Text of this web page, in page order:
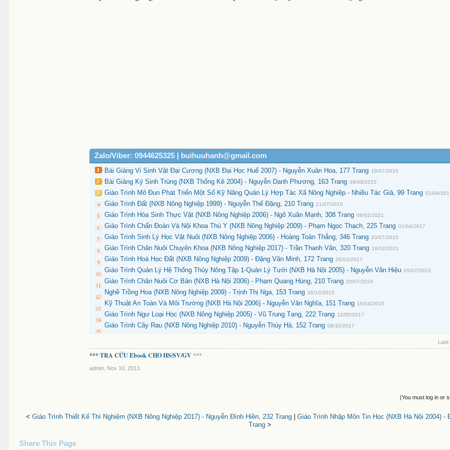
Zalo/Viber: 0944625325 | buihuuhanh@gmail.com
Bài Giảng Vi Sinh Vật Đại Cương (NXB Đại Học Huế 2007) - Nguyễn Xuân Hoa, 177 Trang 19/07/2015
Bài Giảng Ký Sinh Trùng (NXB Thống Kê 2004) - Nguyễn Danh Phương, 163 Trang 09/09/2015
Giáo Trình Mô Đun Phát Triển Một Số Kỹ Năng Quản Lý Hợp Tác Xã Nông Nghiệp - Nhiều Tác Giả, 99 Trang 02/04/
Giáo Trình Đất (NXB Nông Nghiệp 1999) - Nguyễn Thế Đặng, 210 Trang 21/07/2015
Giáo Trình Hóa Sinh Thực Vật (NXB Nông Nghiệp 2006) - Ngô Xuân Mạnh, 308 Trang 08/02/2021
Giáo Trình Chẩn Đoán Và Nội Khoa Thú Y (NXB Nông Nghiệp 2009) - Phạm Ngọc Thạch, 225 Trang 01/04/2017
Giáo Trình Sinh Lý Học Vật Nuôi (NXB Nông Nghiệp 2006) - Hoàng Toàn Thắng, 346 Trang 23/07/2015
Giáo Trình Chăn Nuôi Chuyên Khoa (NXB Nông Nghiệp 2017) - Trần Thanh Vân, 320 Trang 18/02/2021
Giáo Trình Hoá Học Đất (NXB Nông Nghiệp 2009) - Đặng Văn Minh, 172 Trang 26/03/2017
Giáo Trình Quản Lý Hệ Thống Thủy Nông Tập 1-Quản Lý Tưới (NXB Hà Nội 2005) - Nguyễn Văn Hiệu 05/07/2013
Giáo Trình Chăn Nuôi Cơ Bản (NXB Hà Nội 2006) - Phạm Quang Hùng, 210 Trang 20/07/2024
Nghề Trồng Hoa (NXB Nông Nghiệp 2009) - Trịnh Thị Nga, 153 Trang 26/10/2015
Kỹ Thuật An Toàn Và Môi Trường (NXB Hà Nội 2006) - Nguyễn Văn Nghĩa, 151 Trang 16/04/2015
Giáo Trình Ngư Loại Học (NXB Nông Nghiệp 2005) - Vũ Trung Tạng, 222 Trang 12/05/2017
Giáo Trình Cây Rau (NXB Nông Nghiệp 2010) - Nguyễn Thúy Hà, 152 Trang 08/10/2017
*** TRA CỨU Ebook CHO HS/SV/GV ***
admin Nov 10, 2013
(You must log in or
< Giáo Trình Thiết Kế Thí Nghiệm (NXB Nông Nghiệp 2017) - Nguyễn Đình Hiền, 232 Trang
Giáo Trình Nhập Môn Tin Học (NXB Hà Nội 2004) -
Trang>
Share This Page